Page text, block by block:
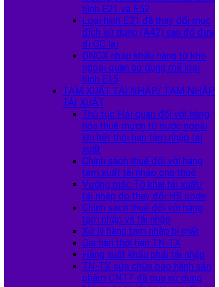
hình E21 và E52
Loại hình E31 đã thay đổi mục
đích sử dụng (A42) sau đó đưa
đi GC lại
DNCX nhập khẩu hàng từ kho
ngoại quan sử dụng mã loại
hình E15
TẠM XUẤT TÁI NHẬP/ TẠM NHẬP
TÁI XUẤT
Thủ tục Hải quan đối với hàng
hóa thuê mượn từ nước ngoài
khi hết thời hạn tạm nhập tái
xuất
Chính sách thuế đối với hàng
tạm xuất tái nhập cho thuê
Vướng mắc Tờ khai tái xuất/
tái nhập do thay đổi HS code
Chính sách thuế đối với hàng
tạm nhập và tái nhập
Xử lý hàng tạm nhập bị mất
Gia hạn thời hạn TN-TX
Hàng xuất khẩu phải tái nhập
TN-TX sửa chữa bảo hành sản
phẩm CNTT đã qua sử dụng